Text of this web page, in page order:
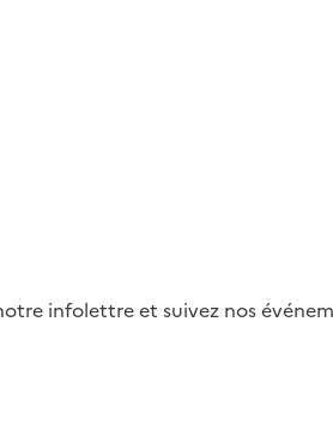
infolettre et suivez nos